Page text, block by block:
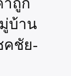
บ้าน
คชัย-